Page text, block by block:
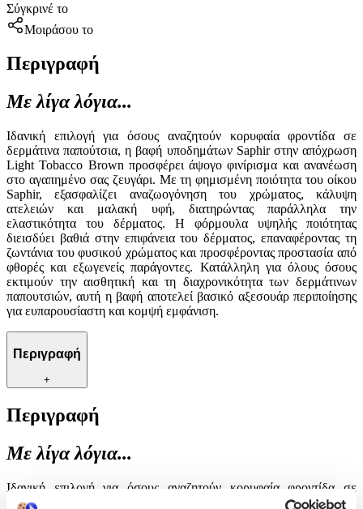
Σύγκρινέ το
Μοιράσου το
Περιγραφή
Με λίγα λόγια...
Ιδανική επιλογή για όσους αναζητούν κορυφαία φροντίδα σε
δερμάτινα παπούτσια, η βαφή υποδημάτων Saphir στην απόχρωση
Light Tobacco Brown προσφέρει άψογο φινίρισμα και ανανέωση
στο αγαπημένο σας ζευγάρι. Με τη φημισμένη ποιότητα του οίκου
Saphir, εξασφαλίζει αναζωογόνηση του χρώματος, κάλυψη
ατελειών και μαλακή υφή, διατηρώντας παράλληλα την
ελαστικότητα του δέρματος. Η φόρμουλα υψηλής ποιότητας
διεισδύει βαθιά στην επιφάνεια του δέρματος, επαναφέροντας τη
ζωντάνια του φυσικού χρώματος και προσφέροντας προστασία από
φθορές και εξωγενείς παράγοντες. Κατάλληλη για όλους όσους
εκτιμούν την αισθητική και τη διαχρονικότητα των δερμάτινων
παπουτσιών, αυτή η βαφή αποτελεί βασικό αξεσουάρ περιποίησης
για ευπαρουσίαστη και κομψή εμφάνιση.
Περιγραφή
+
Περιγραφή
Με λίγα λόγια...
Ιδανική επιλογή για όσους αναζητούν κορυφαία φροντίδα σε
δερμάτινα παπούτσια, η βαφή υποδημάτων Saphir στην απόχρωση